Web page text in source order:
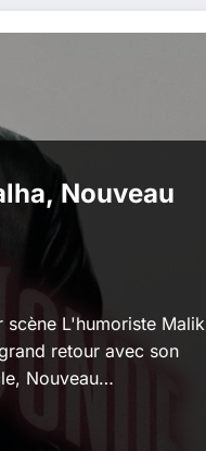
Nouveau
scène L'humoriste Malik
retour avec son
Nouveau…